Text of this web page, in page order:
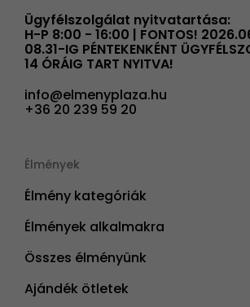
Ügyfélszolgálat nyitvatartása:
H-P 8:00 - 16:00 | FONTOS!
08.31-IG PÉNTEKENKÉNT
14 ÓRÁIG TART NYITVA!
info@elmenyplaza.hu
+36 20 239 59 20
Élmények
Élmény kategóriák
Élmények alkalmakra
Összes élményünk
Ajándék ötletek